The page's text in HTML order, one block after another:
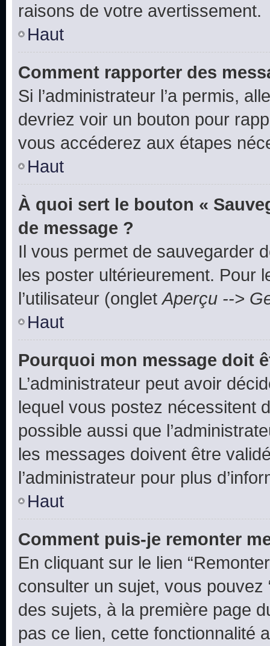
raisons de votre avertissement.
Haut
Comment rapporter des
Si l’administrateur l’a permis,
devriez voir un bouton pour
vous accéderez aux étapes
Haut
À quoi sert le bouton «
de message ?
Il vous permet de sauvegarder
les poster ultérieurement. Pour
l’utilisateur (ongletAperçu -->
Haut
Pourquoi mon message doit
L’administrateur peut avoir
lequel vous postez nécessitent
possible aussi que
les messages doivent être
l’administrateur pour plus
Haut
Comment puis-je remonter
En cliquant sur le lien
consulter un sujet, vous pouvez
des sujets, à la première page
pas ce lien, cette fonctionnalité